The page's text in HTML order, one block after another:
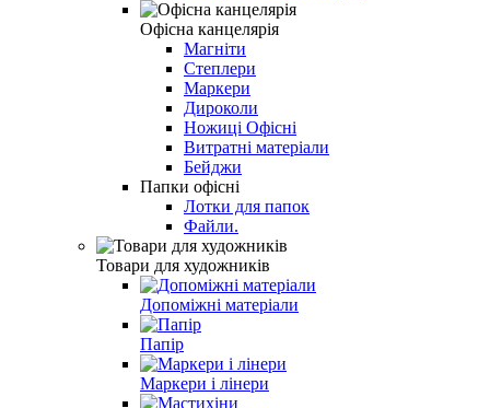
Офісна канцелярія
Магніти
Степлери
Маркери
Дироколи
Ножиці Офісні
Витратні матеріали
Бейджи
Папки офісні
Лотки для папок
Файли.
Товари для художників
Допоміжні матеріали
Папір
Маркери і лінери